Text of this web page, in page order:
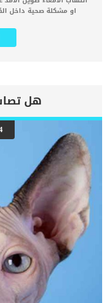
او مشكلة صحية داخل
فالتشخيص سيحتاج الى
الاسهال المزمن او اى
تجاهلها لأنها قد تتحول
سبب المشكلة أو القضاء
صحة جيدة. اعراض التهاب
العلامات قد تبدو خفيفة في
يؤدي إلى الألم وتلف
التالية إسهال فقدان
ايضا: كيف تتعامل مع
المعدة طويل الامد عند
هل
24